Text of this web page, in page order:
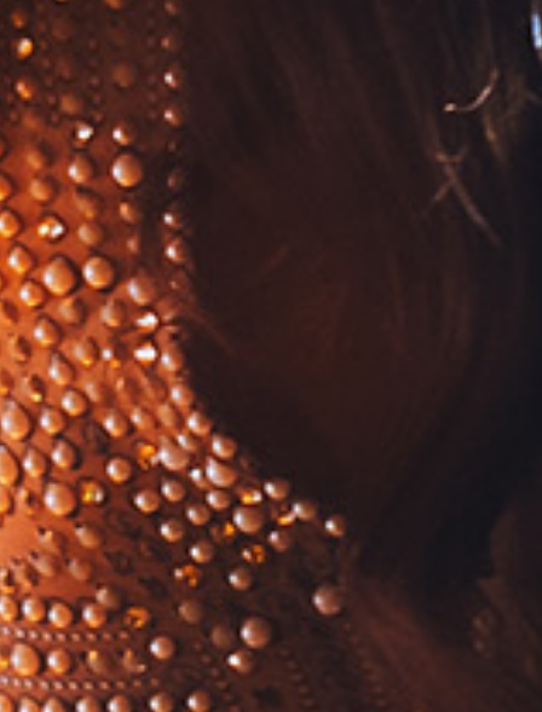
H 19.30 - MUSIC TIME - RISTORANTE CORALLINA
Velvet Sound
Nino Putrino (chitarra) e Anna Mandalà (voce)
05 DOMENICA
H 19.30 - MUSIC TIME - RISTORANTE CORALLINA
Elicorda Duo
Elisa Arnaldi (voce) e Davide Fusi (tastiere)
H 21.30 - SANREMO SUMMER SYMPHONY - PALCO PIAN DI
NAVE
Goran Bregovic – “The Belly Button of the
World”
con l’Orchestra per Matrimoni e Funerali e l’Orchestra
Sinfonica di Sanremo. Direttore: maestro Danilo Rossi
06LUNEDÌ
H 19.30 - MUSIC TIME - RISTORANTE CORALLINA
Les Elodies